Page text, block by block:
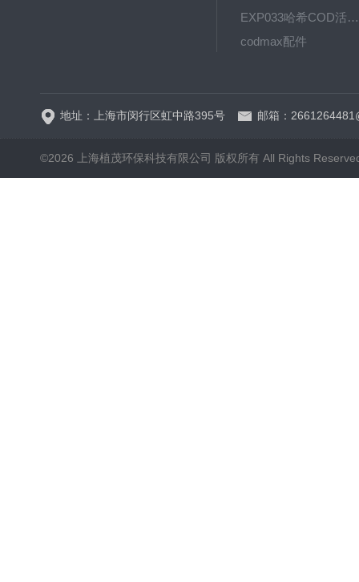
EXP033哈希COD活塞泵价格 EXP033
codmax配件
地址：上海市闵行区虹中路395号 邮箱：
©2026 上海植茂环保科技有限公司 版权所有 All Rights